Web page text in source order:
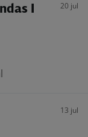
I 20 jul
13 jul